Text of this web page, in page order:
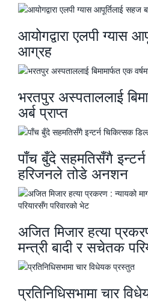
आयोगद्वारा एलपी ग्यास
आग्रह
भरतपुर अस्पताललाई
अर्ब प्राप्त
पाँच बुँदे सहमतिसँगै
हरिजनले तोडे अनशन
अजित मिजार हत्या
मन्त्री बादी र सचेतक
प्रतिनिधिसभामा चार